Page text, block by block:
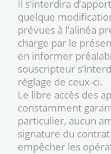
Il s’interdira
quelque
prévues à l’alinéa
charge par le
en informer
souscripteur
réglage de ceux-ci.
Le libre accès des
constamment
particulier, aucun
signature du
empêcher les